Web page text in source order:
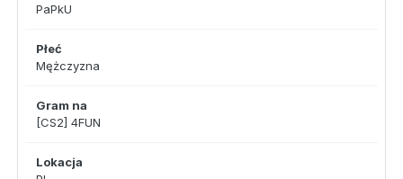
PaPkU
Płeć
Mężczyzna
Gram na
[CS2] 4FUN
Lokacja